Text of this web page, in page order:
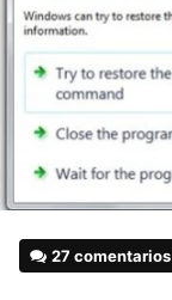
27 comentarios